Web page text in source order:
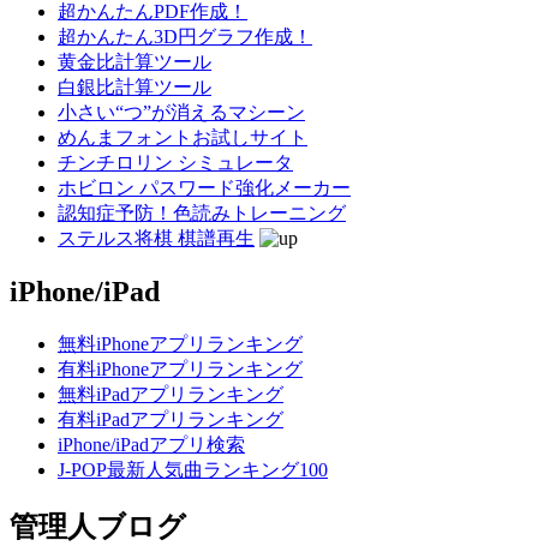
超かんたんPDF作成！
超かんたん3D円グラフ作成！
黄金比計算ツール
白銀比計算ツール
小さい“つ”が消えるマシーン
めんまフォントお試しサイト
チンチロリン シミュレータ
ホビロン パスワード強化メーカー
認知症予防！色読みトレーニング
ステルス将棋 棋譜再生
iPhone/iPad
無料iPhoneアプリランキング
有料iPhoneアプリランキング
無料iPadアプリランキング
有料iPadアプリランキング
iPhone/iPadアプリ検索
J-POP最新人気曲ランキング100
管理人ブログ